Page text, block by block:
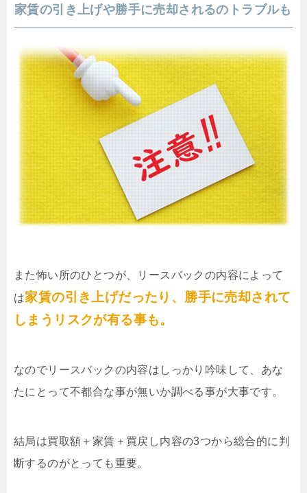
家賃の引き上げや勝手に売却されるのトラブルも
また怖い所のひとつが、リースバックの内容によって
は家賃の引き上げだったり、勝手に売却されて
しまうリスクが有る事も。
なのでリースバックの内容はしっかり吟味して、あな
たにとって不都合な事が無いか調べる事が大事です。
結局は買取額＋家賃＋買戻し内容の3つから総合的に判
断するのがとっても重要。